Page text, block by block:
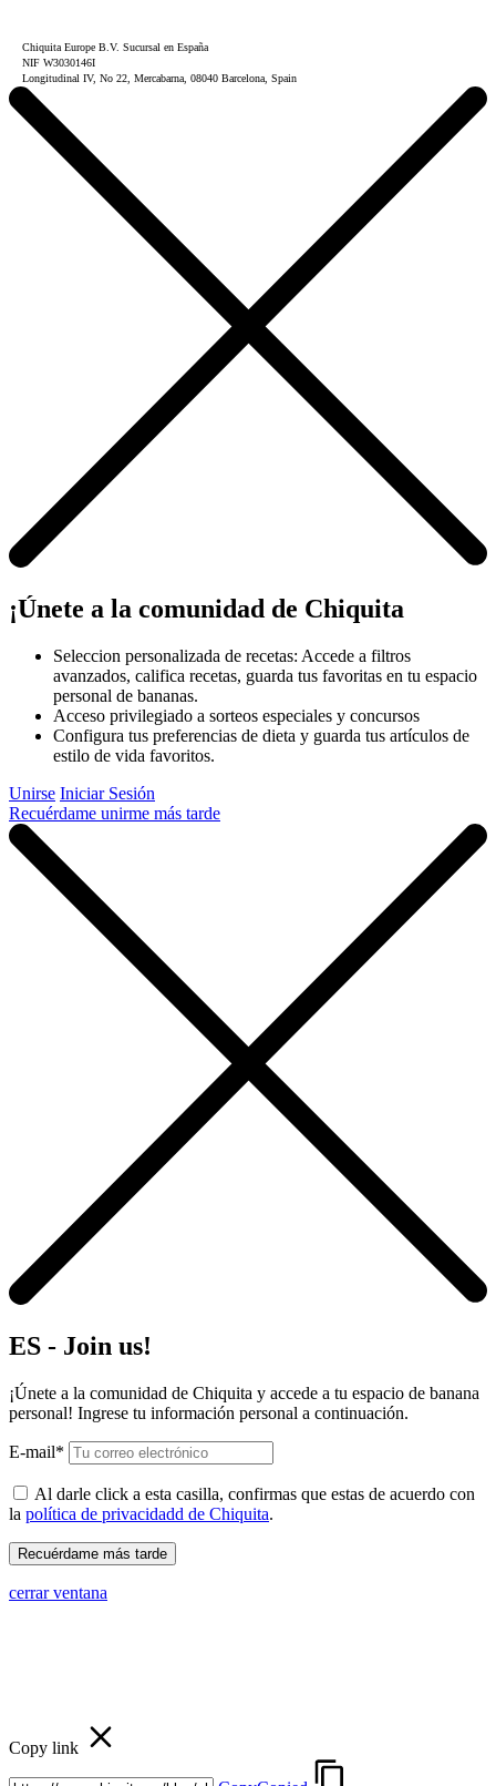
Chiquita Europe B.V. Sucursal en España
NIF W3030146I
Longitudinal IV, No 22, Mercabarna, 08040 Barcelona, Spain
¡Únete a la comunidad de Chiquita
Seleccion personalizada de recetas: Accede a filtros
avanzados, califica recetas, guarda tus favoritas en tu espacio
personal de bananas.
Acceso privilegiado a sorteos especiales y concursos
Configura tus preferencias de dieta y guarda tus artículos de
estilo de vida favoritos.
Unirse Iniciar Sesión
Recuérdame unirme más tarde
ES - Join us!
¡Únete a la comunidad de Chiquita y accede a tu espacio de banana
personal! Ingrese tu información personal a continuación.
E-mail*
Al darle click a esta casilla, confirmas que estas de acuerdo con
la política de privacidadd de Chiquita.
cerrar ventana
Copy link